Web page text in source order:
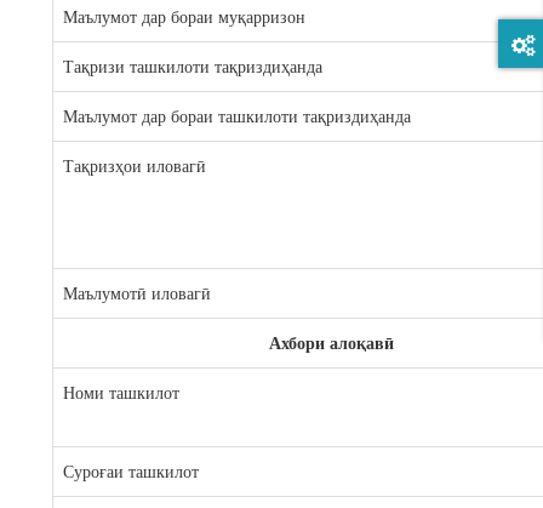
Маълумот дар бораи муқарризон
Тақризи ташкилоти тақриздиҳанда
Маълумот дар бораи ташкилоти тақриздиҳанда
Тақризҳои иловагӣ
Маълумотӣ иловагӣ
Ахбори алоқавӣ
Номи ташкилот
Суроғаи ташкилот